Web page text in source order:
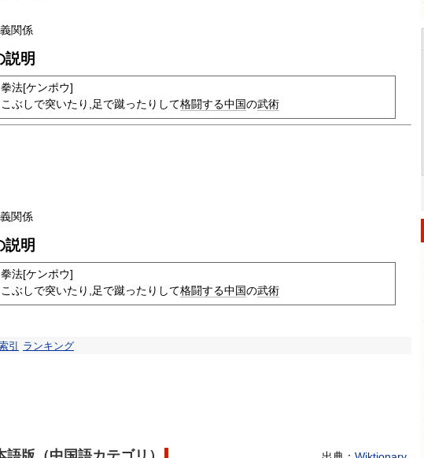
義関係
説明
拳法[ケンポウ]
こぶしで突いたり,足で蹴ったりして格闘する中国の武術
義関係
説明
拳法[ケンポウ]
こぶしで突いたり,足で蹴ったりして格闘する中国の武術
引 ランキング